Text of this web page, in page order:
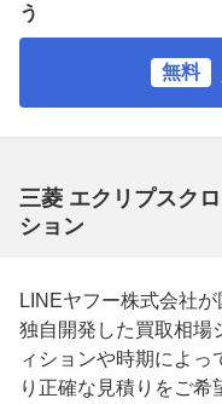
う
無料
三菱 エクリプスク
ション
LINEヤフー株式会社
独自開発した買取相場
ィションや時期によっ
り正確な見積りをご